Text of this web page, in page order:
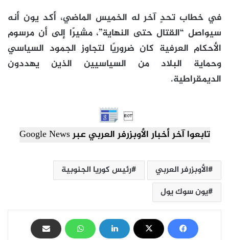
في خطاب تحدٍ آخر له الخميس الماضي، أكد يون أنه
سيواصل “القتال حتى النهاية”، مشيرًا إلى أن مرسوم
الأحكام العرفية كان ضروريًا لتجاوز الجمود السياسي
وحماية البلاد من السياسيين الذين يهددون
الديمقراطية.

تابعوا آخر أخبار الأوبزرفر العربي عبر Google News
الأوبزرفر العربي
رئيس كوريا الجنوبية
يون سوك يول